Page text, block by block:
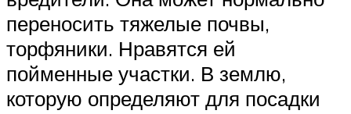
переносить тяжелые почвы,
торфяники. Нравятся ей
пойменные участки. В землю,
которую определяют для посадки